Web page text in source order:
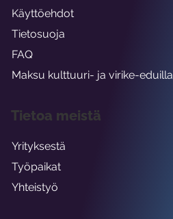
Käyttöehdot
Tietosuoja
FAQ
Maksu kulttuuri- ja virike-eduilla
Tietoa meistä
Yrityksestä
Työpaikat
Yhteistyö